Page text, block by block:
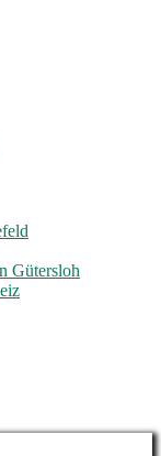
Gütersloh